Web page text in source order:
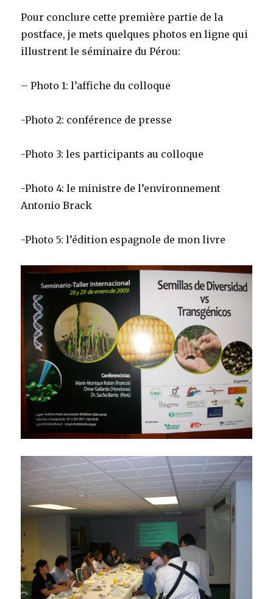
Pour conclure cette première partie de la
postface, je mets quelques photos en ligne qui
illustrent le séminaire du Pérou:
– Photo 1: l’affiche du colloque
-Photo 2: conférence de presse
-Photo 3: les participants au colloque
-Photo 4: le ministre de l’environnement
Antonio Brack
-Photo 5: l’édition espagnole de mon livre